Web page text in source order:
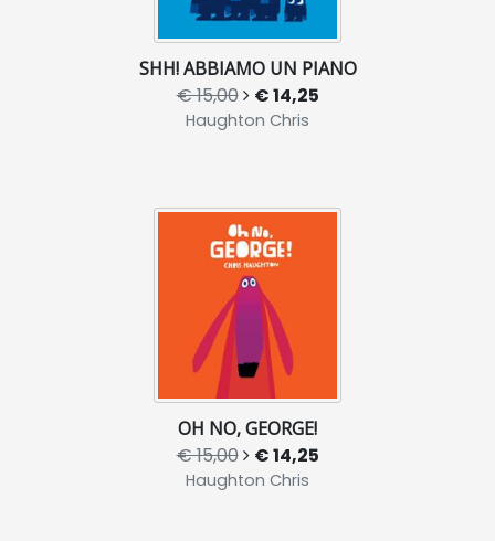
SHH! ABBIAMO UN PIANO
€ 15,00 € 14,25
Haughton Chris
OH NO, GEORGE!
€ 15,00 € 14,25
Haughton Chris